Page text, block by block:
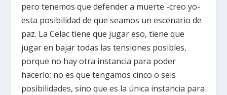
pero tenemos que defender a muerte -creo yo-
esta posibilidad de que seamos un escenario de
paz. La Celac tiene que jugar eso, tiene que
jugar en bajar todas las tensiones posibles,
porque no hay otra instancia para poder
hacerlo; no es que tengamos cinco o seis
posibilidades, sino que es la única instancia para